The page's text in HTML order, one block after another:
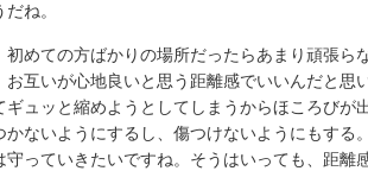
ね。
めての方ばかりの場所だったらあまり頑張ら
お互いが心地良いと思う距離感でいいんだと思
ギュッと縮めようとしてしまうからほころびが
かないようにするし、傷つけないようにもする
守っていきたいですね。そうはいっても、距離